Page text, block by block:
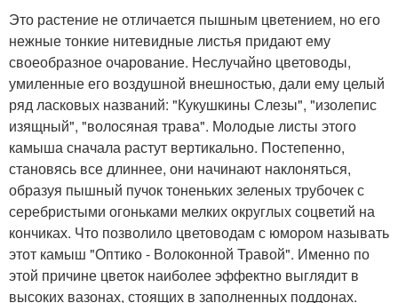
Это растение не отличается пышным цветением, но его
нежные тонкие нитевидные листья придают ему
своеобразное очарование. Неслучайно цветоводы,
умиленные его воздушной внешностью, дали ему целый
ряд ласковых названий: "Кукушкины Слезы", "изолепис
изящный", "волосяная трава". Молодые листы этого
камыша сначала растут вертикально. Постепенно,
становясь все длиннее, они начинают наклоняться,
образуя пышный пучок тоненьких зеленых трубочек с
серебристыми огоньками мелких округлых соцветий на
кончиках. Что позволило цветоводам с юмором называть
этот камыш "Оптико - Волоконной Травой". Именно по
этой причине цветок наиболее эффектно выглядит в
высоких вазонах, стоящих в заполненных поддонах.